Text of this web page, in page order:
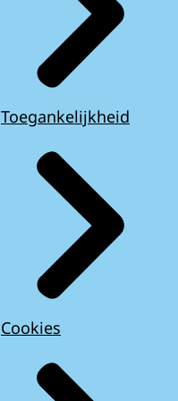
Toegankelijkheid
Cookies